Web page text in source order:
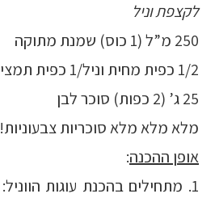
לקצפת וניל
250 מ”ל (1 כוס) שמנת מתוקה
1/2 כפית מחית וניל/1 כפית תמצית וניל
25 ג’ (2 כפות) סוכר לבן
מלא מלא מלא סוכריות צבעוניות!
אופן ההכנה: